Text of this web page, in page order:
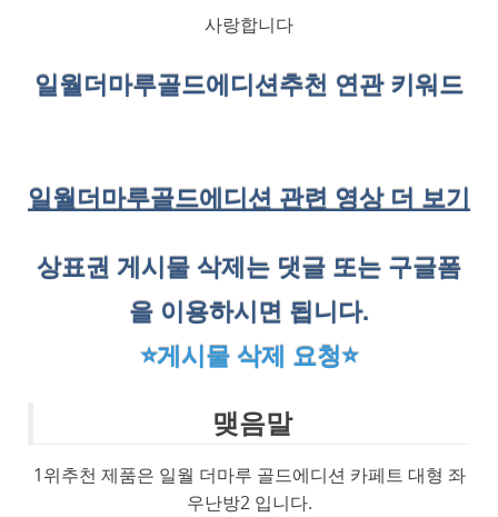
사랑합니다
일월더마루골드에디션추천 연관 키워드
일월더마루골드에디션 관련 영상 더 보기
상표권 게시물 삭제는 댓글 또는 구글폼
을 이용하시면 됩니다.
⭐게시물 삭제 요청⭐
맺음말
1위추천 제품은 일월 더마루 골드에디션 카페트 대형 좌
우난방2 입니다.